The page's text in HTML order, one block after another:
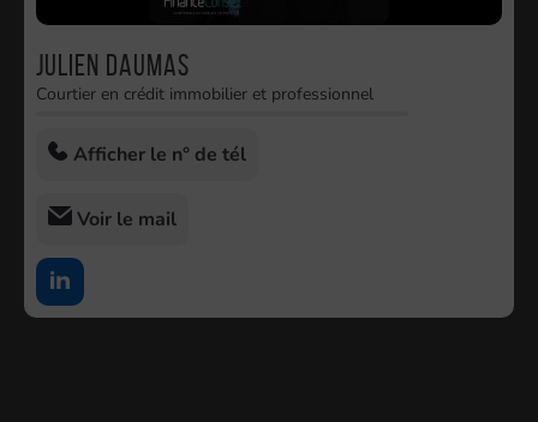
Julien Daumas
Courtier en crédit immobilier et professionnel
Afficher le n° de tél
Voir le mail